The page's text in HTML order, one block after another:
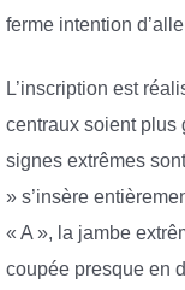
ferme intention
L’inscription est
centraux soient plus
signes extrêmes
» s’insère
« A », la jambe
coupée presque en